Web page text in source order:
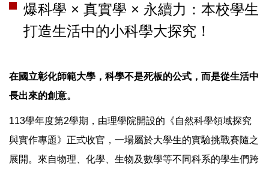
爆科學 × 真實學 × 永續力：本校學生
打造生活中的小科學大探究！
在國立彰化師範大學，科學不是死板的公式，而是從生活中
長出來的創意。
113學年度第2學期，由理學院開設的《自然科學領域探究
與實作專題》正式收官，一場屬於大學生的實驗挑戰賽隨之
展開。來自物理、化學、生物及數學等不同科系的學生們跨